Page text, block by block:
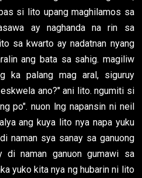
si lito upang maghilamos sa
ay naghanda na rin sa
sa kwarto ay nadatnan nyang
ang bata sa sahig. magiliw
ka palang mag aral, siguruy
ano?" ani lito. ngumiti si
po". nuon lng napansin ni neil
ang kuya lito nya napa yuku
naman sya sanay sa ganuong
di naman ganuon gumawi sa
yuko kita nya ng hubarin ni lito